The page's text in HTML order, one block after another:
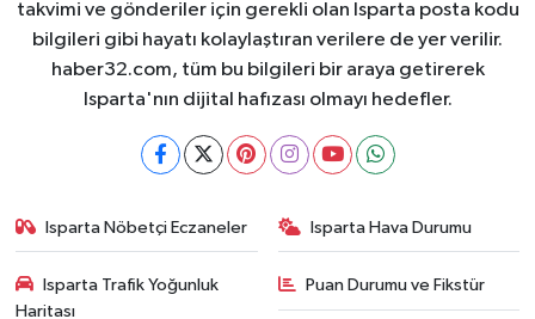
takvimi ve gönderiler için gerekli olan Isparta posta kodu
bilgileri gibi hayatı kolaylaştıran verilere de yer verilir.
haber32.com, tüm bu bilgileri bir araya getirerek
Isparta'nın dijital hafızası olmayı hedefler.
Isparta Nöbetçi Eczaneler Isparta Hava Durumu
Isparta Trafik Yoğunluk
Haritası
Puan Durumu ve Fikstür